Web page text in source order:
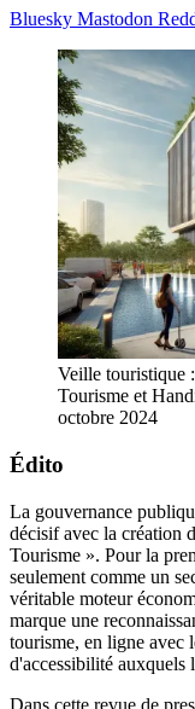
Bluesky Mastodon
Veille touristique
Tourisme et
octobre 2024
Édito
La gouvernance
décisif avec la création
Tourisme ». Pour la
seulement comme un
véritable moteur
marque une
tourisme, en ligne avec
d'accessibilité auxquels
Dans cette revue de